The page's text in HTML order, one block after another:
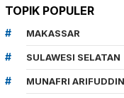
TOPIK POPULER
MAKASSAR
SULAWESI SELATAN
MUNAFRI ARIFUDDIN